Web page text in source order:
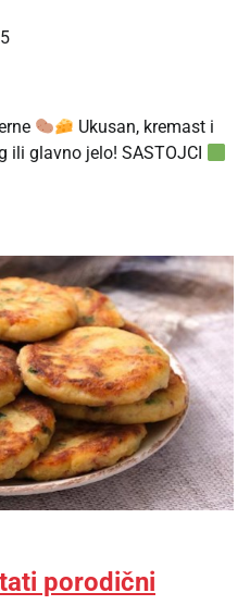
Ukusan, kremast i
glavno jelo! SASTOJCI
porodični